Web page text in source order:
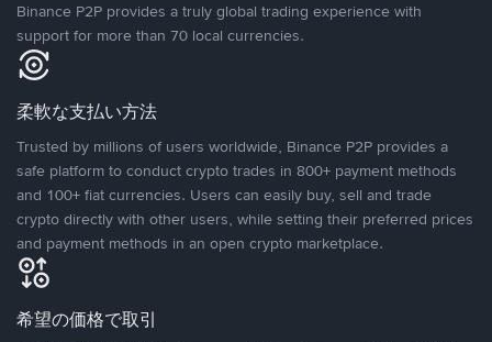
Binance P2P provides a truly global trading experience with
support for more than 70 local currencies.
柔軟な支払い方法
Trusted by millions of users worldwide, Binance P2P provides a
safe platform to conduct crypto trades in 800+ payment methods
and 100+ fiat currencies. Users can easily buy, sell and trade
crypto directly with other users, while setting their preferred prices
and payment methods in an open crypto marketplace.
希望の価格で取引